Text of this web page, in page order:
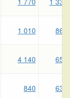
1 010 860
4 140 650
840 630